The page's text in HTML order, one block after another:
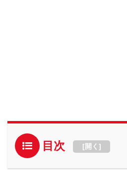
目次 [開く ]